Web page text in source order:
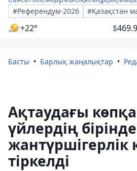
#Референдум-2026
#Қазақстан
+22° $
Басты Барлық жаңалықтар
Ақтаудағы
үйлердің бірінде
жантүршігерлік
тіркелді